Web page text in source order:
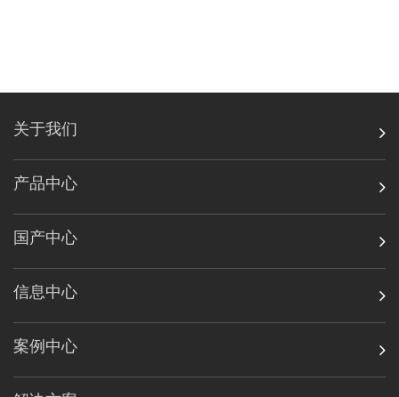
关于我们
产品中心
国产中心
信息中心
案例中心